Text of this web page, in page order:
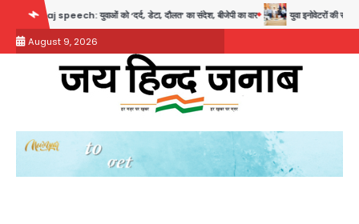
content
युवाओं को ‘दर्द, डेटा, दौलत’ का संदेश, बीजेपी का वार युवा इनोवेटरों की सोच से हाईटेक होगी
August 9, 2026